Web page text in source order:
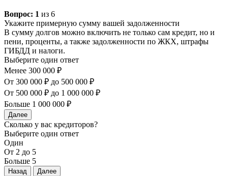
Вопрос: 1 из 6
Укажите примерную сумму вашей задолженности
В сумму долгов можно включить не только сам кредит, но и
пени, проценты, а также задолженности по ЖКХ, штрафы
ГИБДД и налоги.
Выберите один ответ
Менее 300 000 ₽
От 300 000 ₽ до 500 000 ₽
От 500 000 ₽ до 1 000 000 ₽
Больше 1 000 000 ₽
Далее
Сколько у вас кредиторов?
Выберите один ответ
Один
От 2 до 5
Больше 5
Назад Далее